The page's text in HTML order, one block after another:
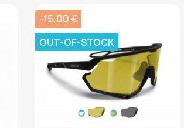
-15,00 €
OUT-OF-STOCK